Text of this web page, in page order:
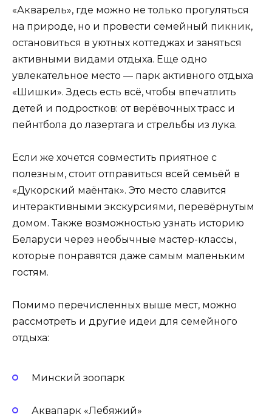
«Акварель», где можно не только прогуляться
на природе, но и провести семейный пикник,
остановиться в уютных коттеджах и заняться
активными видами отдыха. Еще одно
увлекательное место — парк активного отдыха
«Шишки». Здесь есть всё, чтобы впечатлить
детей и подростков: от верёвочных трасс и
пейнтбола до лазертага и стрельбы из лука.
Если же хочется совместить приятное с
полезным, стоит отправиться всей семьёй в
«Дукорский маёнтак». Это место славится
интерактивными экскурсиями, перевёрнутым
домом. Также возможностью узнать историю
Беларуси через необычные мастер-классы,
которые понравятся даже самым маленьким
гостям.
Помимо перечисленных выше мест, можно
рассмотреть и другие идеи для семейного
отдыха:
Минский зоопарк
Аквапарк «Лебяжий»